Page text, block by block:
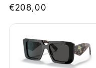
€208,00